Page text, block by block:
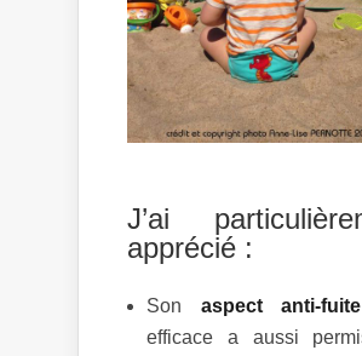
J’ai
apprécié :
Son aspect anti-fuite
efficace a aussi